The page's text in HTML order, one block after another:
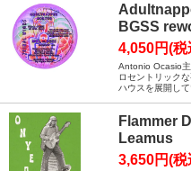
BGSS
4,050円(税
Antonio Ocasio
ロセントリック
ハウスを展開し
Flammer
Leamus
3,650円(税